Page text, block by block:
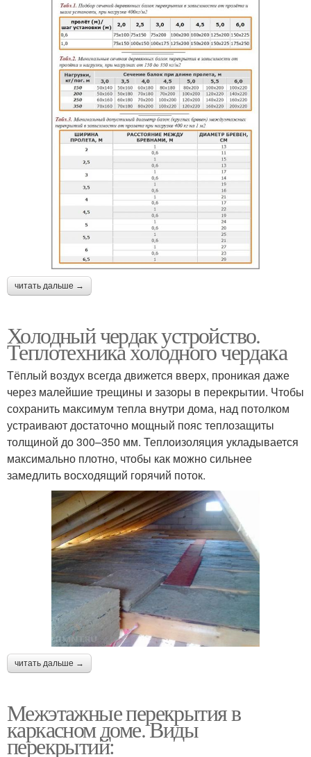
читать дальше →
Холодный чердак устройство.
Теплотехника холодного чердака
Тёплый воздух всегда движется вверх, проникая даже
через малейшие трещины и зазоры в перекрытии. Чтобы
сохранить максимум тепла внутри дома, над потолком
устраивают достаточно мощный пояс теплозащиты
толщиной до 300–350 мм. Теплоизоляция укладывается
максимально плотно, чтобы как можно сильнее
замедлить восходящий горячий поток.
читать дальше →
Межэтажные перекрытия в
каркасном доме. Виды
перекрытий: